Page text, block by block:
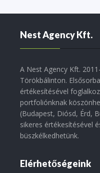
Nest Agency Kft.
A Nest Agency Kft.
Törökbálinton.
értékesítésével
portfoliónknak
(Budapest, Diósd, Érd,
sikeres értékesítésével
büszkélkedhetünk.
Elérhetőségeink